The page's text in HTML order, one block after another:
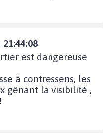
est dangereuse
à contressens, les
gênant la visibilité ,